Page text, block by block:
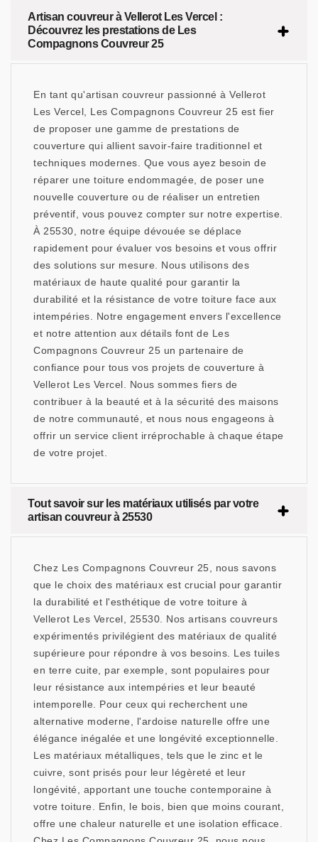
Artisan couvreur à Vellerot Les Vercel :
Découvrez les prestations de Les
Compagnons Couvreur 25
En tant qu'artisan couvreur passionné à Vellerot
Les Vercel, Les Compagnons Couvreur 25 est fier
de proposer une gamme de prestations de
couverture qui allient savoir-faire traditionnel et
techniques modernes. Que vous ayez besoin de
réparer une toiture endommagée, de poser une
nouvelle couverture ou de réaliser un entretien
préventif, vous pouvez compter sur notre expertise.
À 25530, notre équipe dévouée se déplace
rapidement pour évaluer vos besoins et vous offrir
des solutions sur mesure. Nous utilisons des
matériaux de haute qualité pour garantir la
durabilité et la résistance de votre toiture face aux
intempéries. Notre engagement envers l'excellence
et notre attention aux détails font de Les
Compagnons Couvreur 25 un partenaire de
confiance pour tous vos projets de couverture à
Vellerot Les Vercel. Nous sommes fiers de
contribuer à la beauté et à la sécurité des maisons
de notre communauté, et nous nous engageons à
offrir un service client irréprochable à chaque étape
de votre projet.
Tout savoir sur les matériaux utilisés par votre
artisan couvreur à 25530
Chez Les Compagnons Couvreur 25, nous savons
que le choix des matériaux est crucial pour garantir
la durabilité et l'esthétique de votre toiture à
Vellerot Les Vercel, 25530. Nos artisans couvreurs
expérimentés privilégient des matériaux de qualité
supérieure pour répondre à vos besoins. Les tuiles
en terre cuite, par exemple, sont populaires pour
leur résistance aux intempéries et leur beauté
intemporelle. Pour ceux qui recherchent une
alternative moderne, l'ardoise naturelle offre une
élégance inégalée et une longévité exceptionnelle.
Les matériaux métalliques, tels que le zinc et le
cuivre, sont prisés pour leur légèreté et leur
longévité, apportant une touche contemporaine à
votre toiture. Enfin, le bois, bien que moins courant,
offre une chaleur naturelle et une isolation efficace.